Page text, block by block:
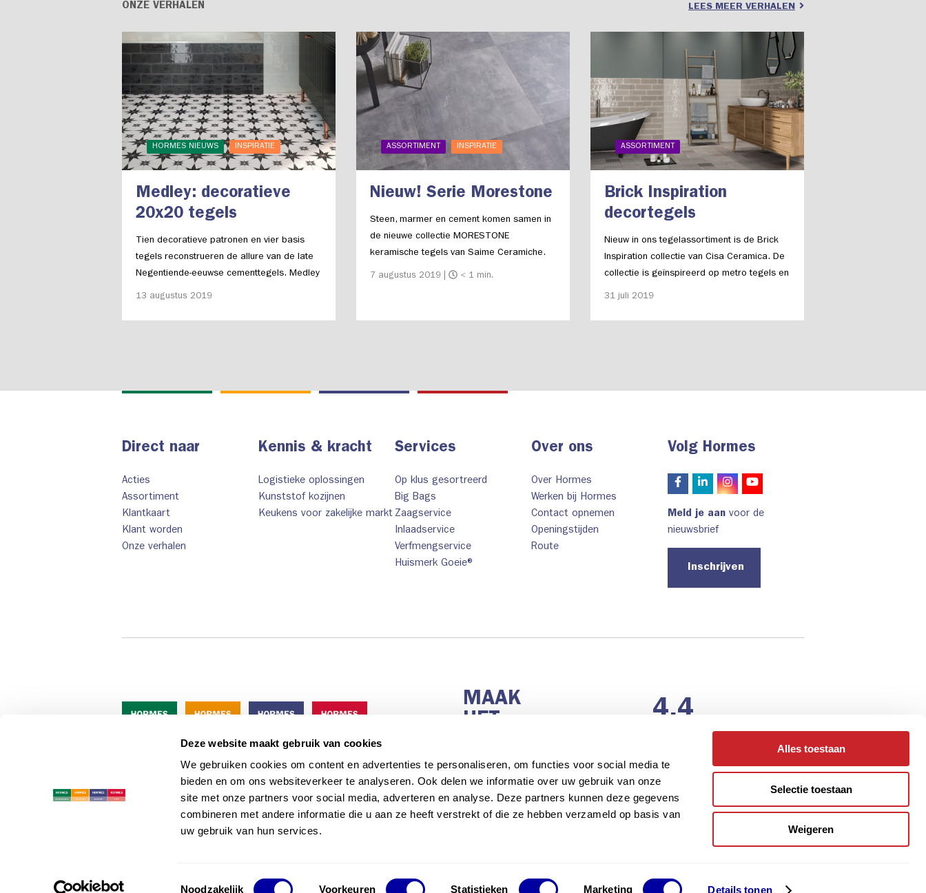
Deze website maakt gebruik van cookies
We gebruiken cookies om content en advertenties te personaliseren, om functies voor social media te
bieden en om ons websiteverkeer te analyseren. Ook delen we informatie over uw gebruik van onze
site met onze partners voor social media, adverteren en analyse. Deze partners kunnen deze gegevens
combineren met andere informatie die u aan ze heeft verstrekt of die ze hebben verzameld op basis van
uw gebruik van hun services.
Toestemmingsselectie
Noodzakelijk Voorkeuren Statistieken Marketing Details tonen
Alles toestaan
Selectie toestaan
Weigeren
ONZE VERHALEN LEES MEER VERHALEN
HORMES NIEUWS INSPIRATIE
Medley: decoratieve
20x20 tegels
Tien decoratieve patronen en vier basis
tegels reconstrueren de allure van de late
Negentiende-eeuwse cementtegels. Medley
is geschikt voor decoratieve projecten en
nieuw in ons assortiment deze zomer.
13 augustus 2019
ASSORTIMENT INSPIRATIE
Nieuw! Serie Morestone
Steen, marmer en cement komen samen in
de nieuwe collectie MORESTONE
keramische tegels van Saime Ceramiche.
Kenmerkend is de levendige en materiële
interieurwensen.
7 augustus 2019 | < 1 min.
ASSORTIMENT
Brick Inspiration
decortegels
Nieuw in ons tegelassortiment is de Brick
Inspiration collectie van Cisa Ceramica. De
collectie is geïnspireerd op metro tegels en
biedt een eigentijdse stijl.
31 juli 2019
Direct naar
Acties
Assortiment
Klantkaart
Klant worden
Onze verhalen
Kennis & kracht
Logistieke oplossingen
Kunststof kozijnen
Keukens voor zakelijke markt
Services
Op klus gesortreerd
Big Bags
Zaagservice
Inlaadservice
Verfmengservice
Huismerk Goeie®
Over ons
Over Hormes
Werken bij Hormes
Contact opnemen
Openingstijden
Route
Volg Hormes
Meld je aan voor de
nieuwsbrief
Inschrijven
MAAK
HET
4.4
Laat een review achter
Hormes is onderdeel vanTimber and Building Supplies Holland N.V. | www.tabsholland.nl